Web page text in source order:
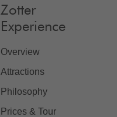
Zotter
Experience
Overview
Attractions
Philosophy
Prices & Tour